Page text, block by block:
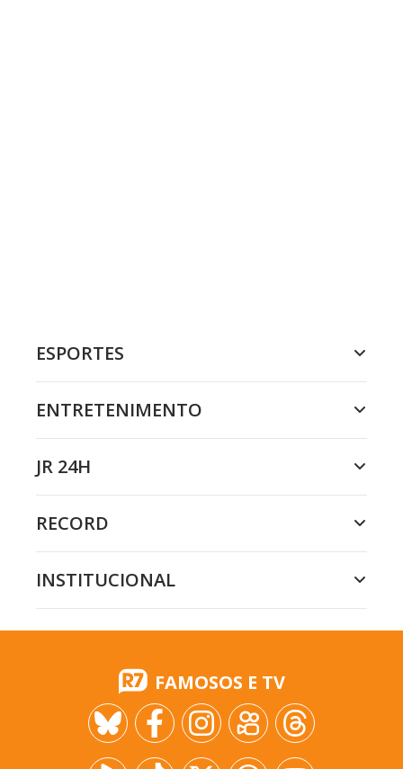
ESPORTES
ENTRETENIMENTO
JR 24H
RECORD
INSTITUCIONAL
FAMOSOS E TV